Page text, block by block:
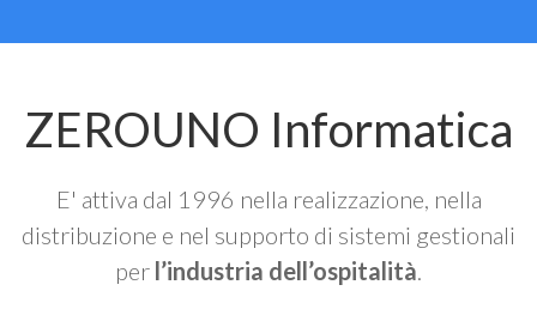
ZEROUNO Informatica
E' attiva dal 1996 nella realizzazione, nella
distribuzione e nel supporto di sistemi gestionali
per l’industria dell’ospitalità